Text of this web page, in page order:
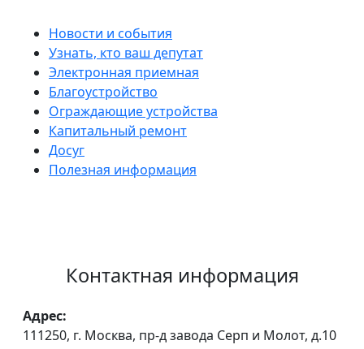
Новости и события
Узнать, кто ваш депутат
Электронная приемная
Благоустройство
Ограждающие устройства
Капитальный ремонт
Досуг
Полезная информация
Контактная информация
Адрес:
111250, г. Москва, пр-д завода Серп и Молот, д.10